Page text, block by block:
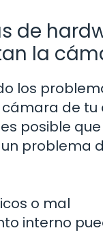
de
la
los
de tu
posible
problema
o mal
interno